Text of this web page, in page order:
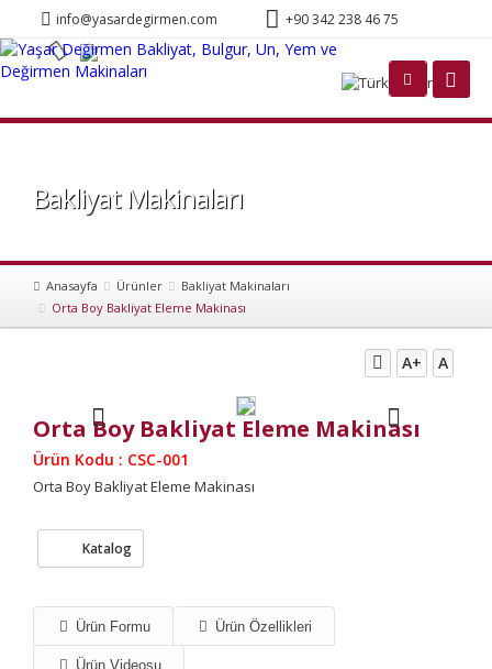
info@yasardegirmen.com +90 342 238 46 75
Türkçe
Bakliyat Makinaları
Anasayfa Ürünler
Bakliyat Makinaları
Orta Boy Bakliyat Eleme Makinası
A+ A
Orta Boy Bakliyat Eleme Makinası
Ürün Kodu : CSC-001
Orta Boy Bakliyat Eleme Makinası
Katalog
Ürün Formu Ürün Özellikleri
Ürün Videosu